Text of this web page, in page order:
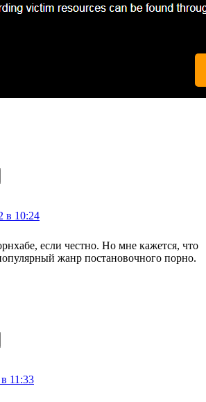
в 10:24
если честно. Но мне кажется, что
жанр постановочного порно.
11:33